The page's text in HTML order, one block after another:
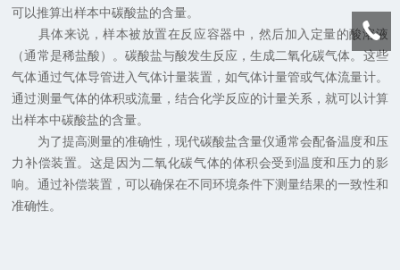
可以推算出样本中碳酸盐的含量。
具体来说，样本被放置在反应容器中，然后加入定量的酸溶液
（通常是稀盐酸）。碳酸盐与酸发生反应，生成二氧化碳气体。这些
气体通过气体导管进入气体计量装置，如气体计量管或气体流量计。
通过测量气体的体积或流量，结合化学反应的计量关系，就可以计算
出样本中碳酸盐的含量。
为了提高测量的准确性，现代碳酸盐含量仪通常会配备温度和压
力补偿装置。这是因为二氧化碳气体的体积会受到温度和压力的影
响。通过补偿装置，可以确保在不同环境条件下测量结果的一致性和
准确性。